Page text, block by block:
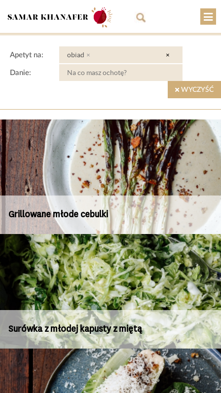
Przepisy
Kontakt
Sklep
Koszyk
PLN
Apetyt na: ×
×
obiad
Danie:
WYCZYŚĆ
Grillowane młode cebulki
Surówka z młodej kapusty z miętą